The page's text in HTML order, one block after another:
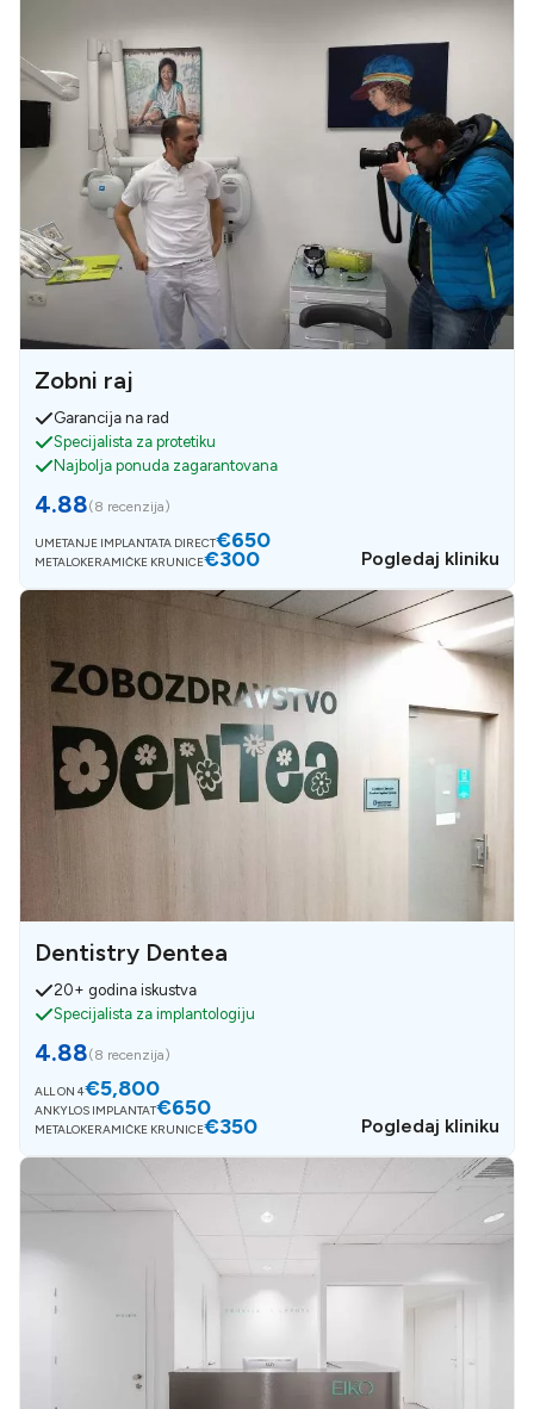
Zobni raj
Garancija na rad
Specijalista za protetiku
Najbolja ponuda zagarantovana
4.88(8 recenzija)
UMETANJE IMPLANTATA DIRECT€650
METALOKERAMIČKE KRUNICE€300 Pogledaj kliniku
Dentistry Dentea
20+ godina iskustva
Specijalista za implantologiju
4.88(8 recenzija)
ALL ON 4€5,800
ANKYLOS IMPLANTAT€650
METALOKERAMIČKE KRUNICE€350 Pogledaj kliniku